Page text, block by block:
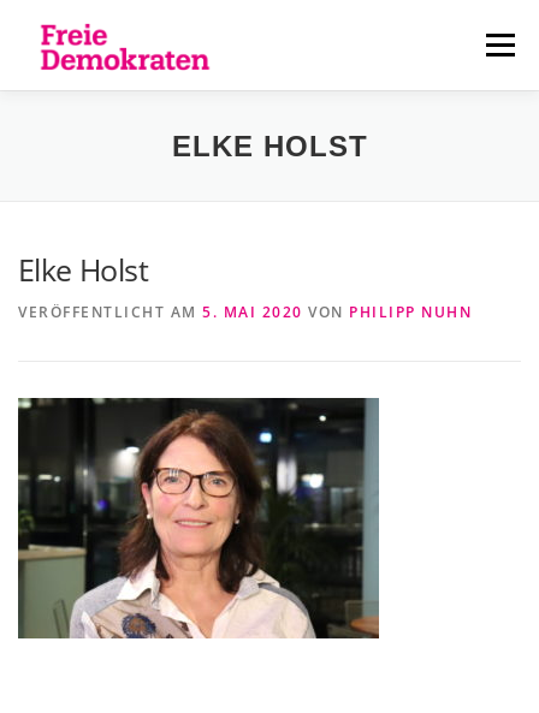
springen
Menü
AKTUELLES PERSONEN
ELKE HOLST
Elke Holst
VERÖFFENTLICHT AM 5. MAI 2020 VON PHILIPP NUHN